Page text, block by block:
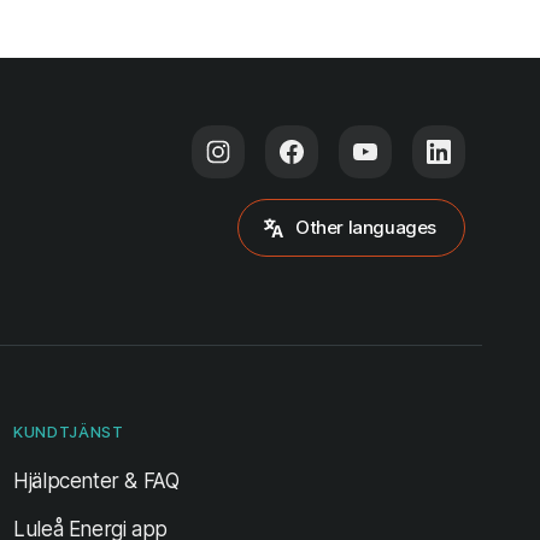
Other languages
KUNDTJÄNST
Hjälpcenter & FAQ
Luleå Energi app